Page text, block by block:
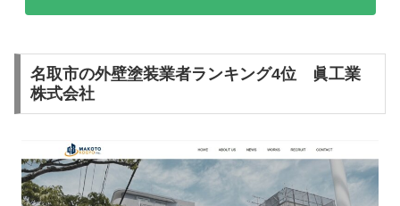
名取市の外壁塗装業者ランキング4位 眞工業
株式会社